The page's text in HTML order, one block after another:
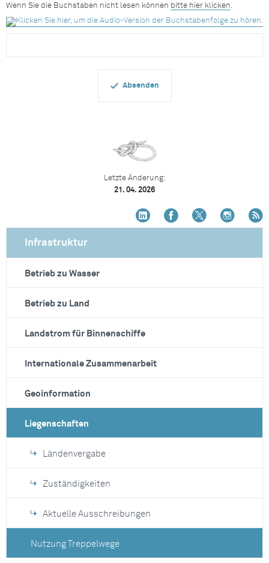
Wenn Sie die Buchstaben nicht lesen können bitte hier klicken.
Letzte Änderung:
21. 04. 2026
Infrastruktur
Betrieb zu Wasser
Betrieb zu Land
Landstrom für Binnenschiffe
Internationale Zusammenarbeit
Geoinformation
Liegenschaften
Ländenvergabe
Zuständigkeiten
Aktuelle Ausschreibungen
Nutzung Treppelwege